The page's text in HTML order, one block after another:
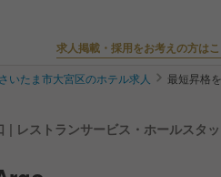
求人掲載・採用をお考えの方は
さいたま市大宮区のホテル求人 最短昇格
レストランサービス・ホールスタ